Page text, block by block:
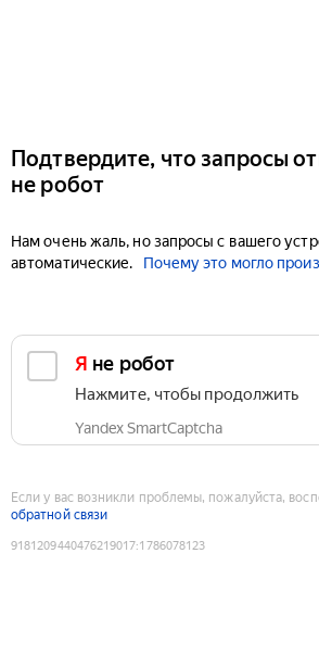
Подтвердите, что запросы
не робот
Нам очень жаль, но запросы с вашего
автоматические.
Почему это могло
Я не робот
Нажмите, чтобы продолжить
Yandex SmartCaptcha
Если у вас возникли проблемы, пожалуйста,
обратной связи
9181209440476219017:1786078123